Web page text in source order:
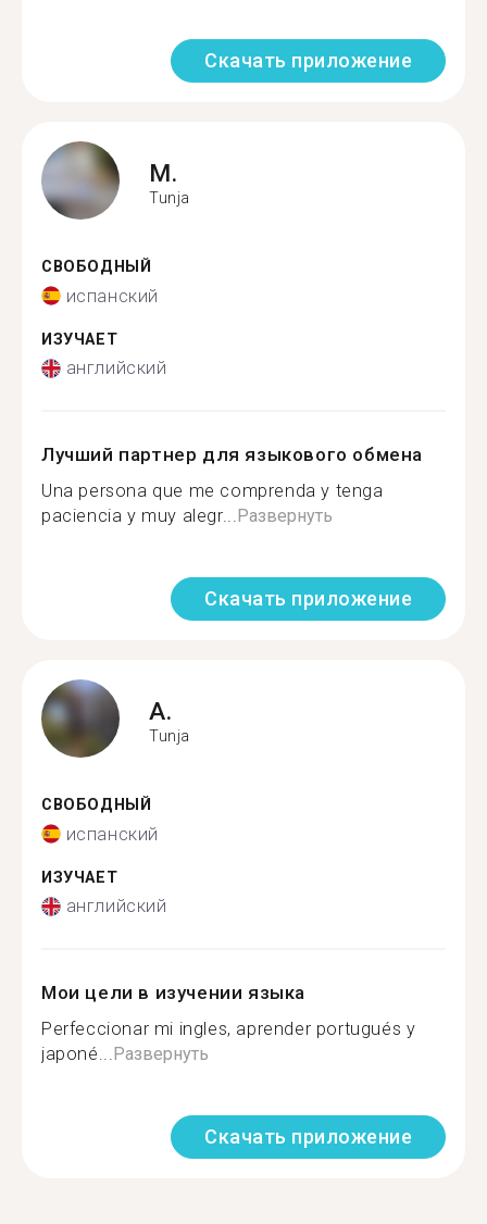
Скачать приложение
M.
Tunja
СВОБОДНЫЙ
испанский
ИЗУЧАЕТ
английский
Лучший партнер для языкового обмена
Una persona que me comprenda y tenga
paciencia y muy alegr...Развернуть
Скачать приложение
A.
Tunja
СВОБОДНЫЙ
испанский
ИЗУЧАЕТ
английский
Мои цели в изучении языка
Perfeccionar mi ingles, aprender portugués y
japoné...Развернуть
Скачать приложение